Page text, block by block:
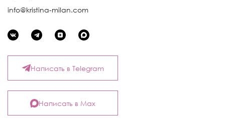
info@kristina-milan.com
Написать в Telegram
Написать в Max